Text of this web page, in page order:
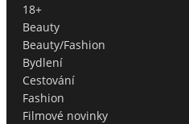
18+
Beauty
Beauty/Fashion
Bydlení
Cestování
Fashion
Filmové novinky